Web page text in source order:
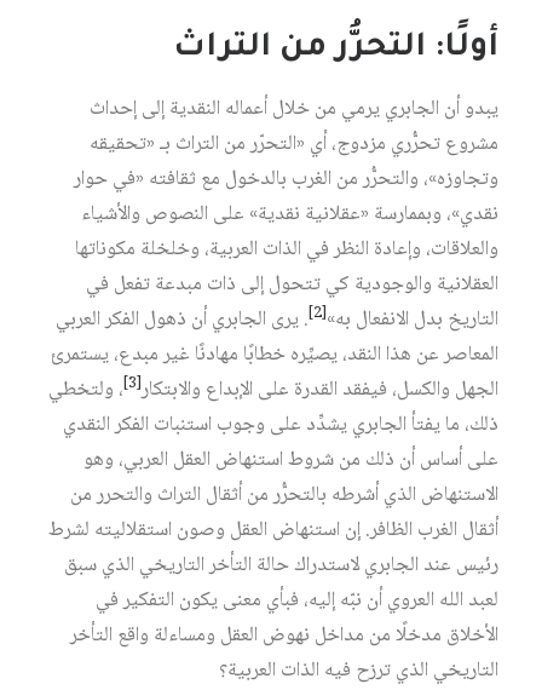
أولًا: التحرُّر من التراث
يبدو أن الجابري يرمي من خلال أعماله النقدية إلى إحداث
مشروع تحرُّري مزدوج، أي «التحرّر من التراث بـ «تحقيقه
وتجاوزه»، والتحرُّر من الغرب بالدخول مع ثقافته «في حوار
نقدي»، وبممارسة «عقلانية نقدية» على النصوص والأشياء
والعلاقات، وإعادة النظر في الذات العربية، وخلخلة مكوناتها
العقلانية والوجودية كي تتحول إلى ذات مبدعة تفعل في
التاريخ بدل الانفعال به»‏[2] . يرى الجابري أن ذهول الفكر العربي
المعاصر عن هذا النقد، يصيِّره خطابًا مهادنًا غير مبدع، يستمرئ
الجهل والكسل، فيفقد القدرة على الإبداع والابتكار‏[3] ، ولتخطي
ذلك، ما يفتأ الجابري يشدِّد على وجوب استنبات الفكر النقدي
على أساس أن ذلك من شروط استنهاض العقل العربي، وهو
الاستنهاض الذي أشرطه بالتحرُّر من أثقال التراث والتحرر من
أثقال الغرب الظافر. إن استنهاض العقل وصون استقلاليته لشرط
رئيس عند الجابري لاستدراك حالة التأخر التاريخي الذي سبق
لعبد الله العروي أن نبّه إليه، فبأي معنى يكون التفكير في
الأخلاق مدخلًا من مداخل نهوض العقل ومساءلة واقع التأخر
التاريخي الذي ترزح فيه الذات العربية؟